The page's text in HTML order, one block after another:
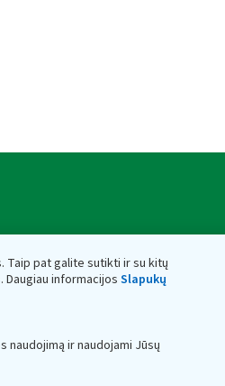
Taip pat galite sutikti ir su kitų
informacijos Slapukų
ir naudojami Jūsų